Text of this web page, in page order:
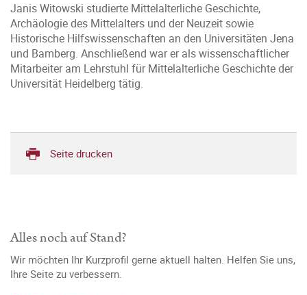
Janis Witowski studierte Mittelalterliche Geschichte,
Archäologie des Mittelalters und der Neuzeit sowie
Historische Hilfswissenschaften an den Universitäten Jena
und Bamberg. Anschließend war er als wissenschaftlicher
Mitarbeiter am Lehrstuhl für Mittelalterliche Geschichte der
Universität Heidelberg tätig.
Seite drucken
Alles noch auf Stand?
Wir möchten Ihr Kurzprofil gerne aktuell halten. Helfen Sie uns,
Ihre Seite zu verbessern.